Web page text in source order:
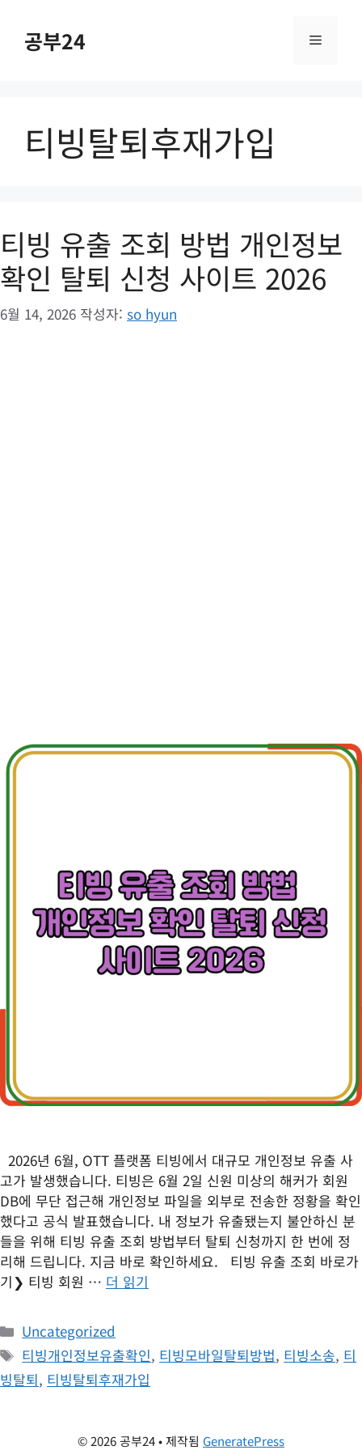
공부24 메
티빙탈퇴후재가입
티빙 유출 조회 방법 개인정보
확인 탈퇴 신청 사이트 2026
6월 14, 2026 작성자: so hyun
2026년 6월, OTT 플랫폼 티빙에서 대규모 개인정보 유출 사
고가 발생했습니다. 티빙은 6월 2일 신원 미상의 해커가 회원
DB에 무단 접근해 개인정보 파일을 외부로 전송한 정황을 확인
했다고 공식 발표했습니다. 내 정보가 유출됐는지 불안하신 분
들을 위해 티빙 유출 조회 방법부터 탈퇴 신청까지 한 번에 정
리해 드립니다. 지금 바로 확인하세요. 티빙 유출 조회 바로가
기❯ 티빙 회원 … 더 읽기
카
테
고
리
Uncategorized
태
그
티빙개인정보유출확인, 티빙모바일탈퇴방법, 티빙소송, 티
빙탈퇴, 티빙탈퇴후재가입
© 2026 공부24• 제작됨 GeneratePress